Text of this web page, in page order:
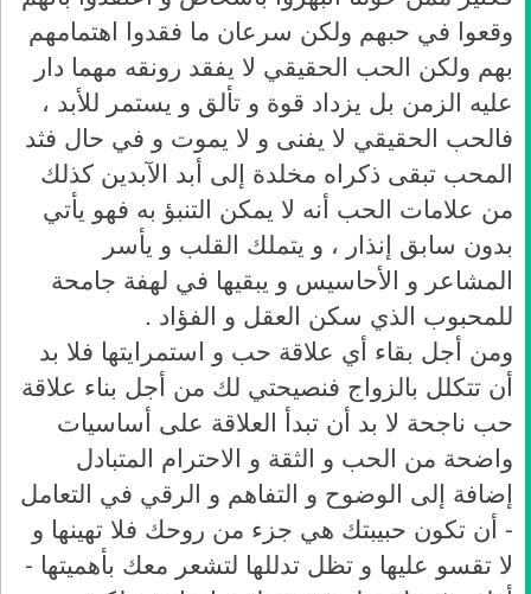
وقعوا في حبهم ولكن سرعان ما فقدوا اهتمامهم
بهم ولكن الحب الحقيقي لا يفقد رونقه مهما دار
عليه الزمن بل يزداد قوة و تألق و يستمر للأبد ،
فالحب الحقيقي لا يفنى و لا يموت و في حال فثد
المحب تبقى ذكراه مخلدة إلى أبد الآبدين كذلك
من علامات الحب أنه لا يمكن التنبؤ به فهو يأتي
بدون سابق إنذار ، و يتملك القلب و يأسر
المشاعر و الأحاسيس و يبقيها في لهفة جامحة
للمحبوب الذي سكن العقل و الفؤاد .
ومن أجل بقاء أي علاقة حب و استمرايتها فلا بد
أن تتكلل بالزواج فنصيحتي لك من أجل بناء علاقة
حب ناجحة لا بد أن تبدأ العلاقة على أساسيات
واضحة من الحب و الثقة و الاحترام المتبادل
إضافة إلى الوضوح و التفاهم و الرقي في التعامل
- أن تكون حبيبتك هي جزء من روحك فلا تهينها و
لا تقسو عليها و تظل تدللها لتشعر معك بأهميتها -